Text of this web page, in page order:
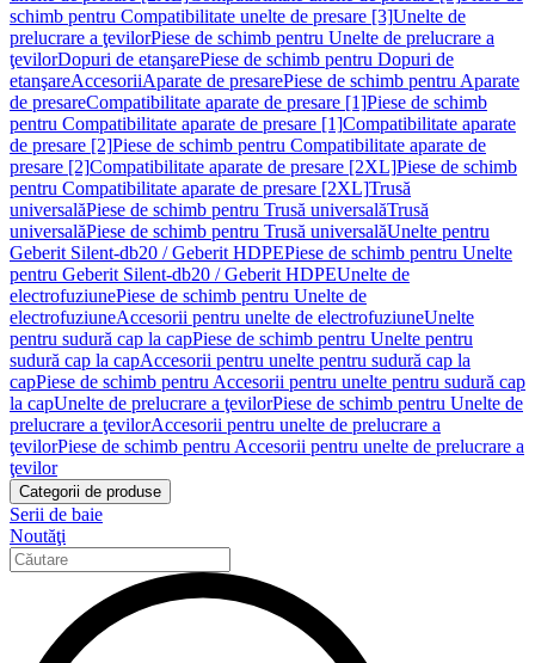
schimb pentru Compatibilitate unelte de presare [3]Unelte de
prelucrare a ţevilorPiese de schimb pentru Unelte de prelucrare a
ţevilorDopuri de etanşarePiese de schimb pentru Dopuri de
etanşareAccesoriiAparate de presarePiese de schimb pentru Aparate
de presareCompatibilitate aparate de presare [1]Piese de schimb
pentru Compatibilitate aparate de presare [1]Compatibilitate aparate
de presare [2]Piese de schimb pentru Compatibilitate aparate de
presare [2]Compatibilitate aparate de presare [2XL]Piese de schimb
pentru Compatibilitate aparate de presare [2XL]Trusă
universalăPiese de schimb pentru Trusă universalăTrusă
universalăPiese de schimb pentru Trusă universalăUnelte pentru
Geberit Silent-db20 / Geberit HDPEPiese de schimb pentru Unelte
pentru Geberit Silent-db20 / Geberit HDPEUnelte de
electrofuziunePiese de schimb pentru Unelte de
electrofuziuneAccesorii pentru unelte de electrofuziuneUnelte
pentru sudură cap la capPiese de schimb pentru Unelte pentru
sudură cap la capAccesorii pentru unelte pentru sudură cap la
capPiese de schimb pentru Accesorii pentru unelte pentru sudură cap
la capUnelte de prelucrare a ţevilorPiese de schimb pentru Unelte de
prelucrare a ţevilorAccesorii pentru unelte de prelucrare a
ţevilorPiese de schimb pentru Accesorii pentru unelte de prelucrare a
ţevilor
Categorii de produse
Serii de baie
Noutăţi